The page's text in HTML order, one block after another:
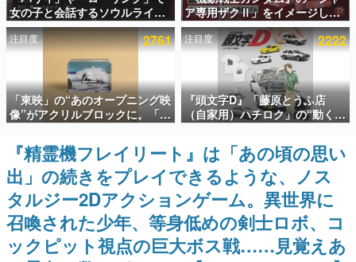
インタビュー
連載・特集一覧
殿堂入り記事
SNS拡散数が数千以上！ ページビュー数万以上！ などな
ど。多くの人々に読まれた、電ファミ渾身の“殿堂入り”記
事をまとめました。
ゲームの企画書
名作ゲームクリエイターの方々に製作時のエピソードをお
聞きし、ヒットする企画（ゲーム）とは何か？を探ってい
きます。
赫本
この物語を解いてはいけない。『赫本』は、〈試験問題〉
の形をした短編ホラー小説集です。
女の子と会話するソウルライク
恋愛ゲーム『小早川さんはソウ
ルライク』無料公開。返事に失
敗すると「YOU DIED」
ア専用ザクⅡ」をイメージした
散水ホースリールが予約開始。
本体にはシャアのパーソナルマ
ークやジオン公国軍のエンブレ
ム、型式番号などを配置
注目度 2761
「東映」の“あのオープニング映
像”がアクリルブロックに。「東
映ヒストリカル グッズコレクシ
ョン」が8月下旬より発売
注目度 2222
『頭文字D』「藤原とうふ店
（自家用）ハチロク」の“動くテ
ィッシュケース”が買えるポップ
アップショップが開催へ。マン
ガの舞台である群馬の「イオン
モール高崎」にて、8月11日か
ら8月20日までの期間限定で開
催予定
『精霊機フレイリート』は「あの頃の思い
出」の続きをプレイできるような、ノス
タルジー2Dアクションゲーム。異世界に
召喚された少年、等身低めの剣士ロボ、コ
ックピット視点の巨大ボス戦……見覚えあ